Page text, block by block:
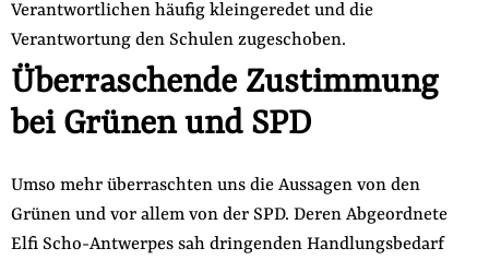
Suche
auf
der
Website
Folge Uns
FacebookMastodon
BlueskyInstagram
Youtube
Verantwortlichen häufig kleingeredet und die
Verantwortung den Schulen zugeschoben.
Überraschende Zustimmung
bei Grünen und SPD
Umso mehr überraschten uns die Aussagen von den
Grünen und vor allem von der SPD. Deren Abgeordnete
Elfi Scho-Antwerpes sah dringenden Handlungsbedarf